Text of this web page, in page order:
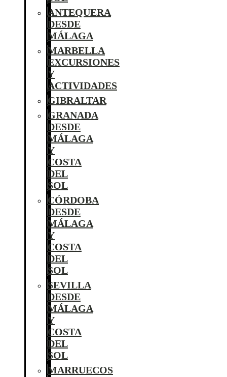
ANTEQUERA
DESDE
MÁLAGA
MARBELLA
EXCURSIONES
Y
ACTIVIDADES
GIBRALTAR
GRANADA
DESDE
MÁLAGA
Y
COSTA
DEL
SOL
CÓRDOBA
DESDE
MÁLAGA
Y
COSTA
DEL
SOL
SEVILLA
DESDE
MÁLAGA
Y
COSTA
DEL
SOL
MARRUECOS